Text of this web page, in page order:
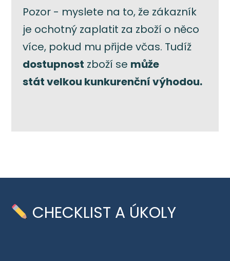
Pozor - myslete na to, že zákazník
je ochotný zaplatit za zboží o něco
více, pokud mu přijde včas. Tudíž
dostupnost zboží se může
stát velkou kunkurenční výhodou.
CHECKLIST A ÚKOLY